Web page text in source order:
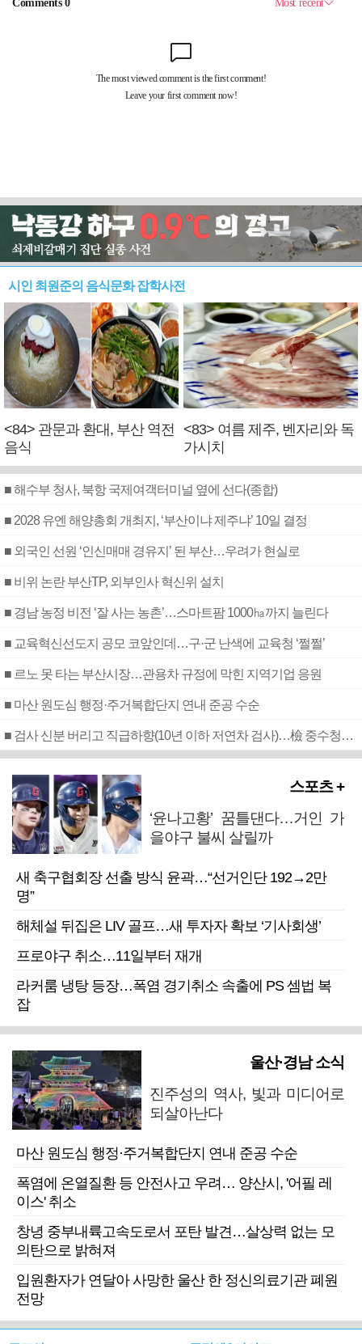
시인 최원준의 음식문화 잡학사전
<84> 관문과 환대, 부산 역전
음식
<83> 여름 제주, 벤자리와 독
가시치
■ 해수부 청사, 북항 국제여객터미널 옆에 선다(종합)
■ 2028 유엔 해양총회 개최지, ‘부산이냐 제주냐’ 10일 결정
■ 외국인 선원 ‘인신매매 경유지’ 된 부산…우려가 현실로
■ 비위 논란 부산TP, 외부인사 혁신위 설치
■ 경남 농정 비전 ‘잘 사는 농촌’…스마트팜 1000㏊까지 늘린다
■ 교육혁신선도지 공모 코앞인데…구·군 난색에 교육청 ‘쩔쩔’
■ 르노 못 타는 부산시장…관용차 규정에 막힌 지역기업 응원
■ 마산 원도심 행정·주거복합단지 연내 준공 수순
■ 검사 신분 버리고 직급하향(10년 이하 저연차 검사)…檢 중수청행 기피
스포츠 +
‘윤나고황’ 꿈틀댄다…거인 가
을야구 불씨 살릴까
새 축구협회장 선출 방식 윤곽…“선거인단 192→2만
명”
해체설 뒤집은 LIV 골프…새 투자자 확보 ‘기사회생’
프로야구 취소…11일부터 재개
라커룸 냉탕 등장…폭염 경기취소 속출에 PS 셈법 복
잡
울산·경남 소식
진주성의 역사, 빛과 미디어로
되살아난다
마산 원도심 행정·주거복합단지 연내 준공 수순
폭염에 온열질환 등 안전사고 우려… 양산시, '어필 레
이스' 취소
창녕 중부내륙고속도로서 포탄 발견…살상력 없는 모
의탄으로 밝혀져
입원환자가 연달아 사망한 울산 한 정신의료기관 폐원
전망